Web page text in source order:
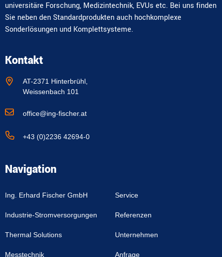
universitäre Forschung, Medizintechnik, EVUs etc. Bei uns finden
Sie neben den Standardprodukten auch hochkomplexe
Sonderlösungen und Komplettsysteme.
Kontakt
AT-2371 Hinterbrühl,
Weissenbach 101
office@ing-fischer.at
+43 (0)2236 42694-0
Navigation
Ing. Erhard Fischer GmbH
Industrie-Stromversorgungen
Thermal Solutions
Messtechnik
Service
Referenzen
Unternehmen
Anfrage